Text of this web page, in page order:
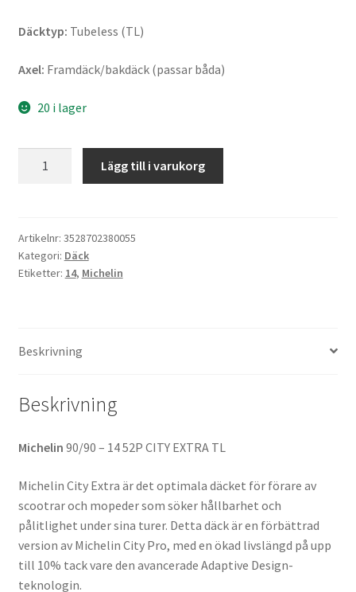
Däcktyp: Tubeless (TL)
Axel: Framdäck/bakdäck (passar båda)
20 i lager
90/90
-
14
mängd
Lägg till i varukorg
Artikelnr: 3528702380055
Kategori: Däck
Etiketter: 14, Michelin
Beskrivning
Beskrivning
Michelin 90/90 – 14 52P CITY EXTRA TL
Michelin City Extra är det optimala däcket för förare av
scootrar och mopeder som söker hållbarhet och
pålitlighet under sina turer. Detta däck är en förbättrad
version av Michelin City Pro, med en ökad livslängd på upp
till 10% tack vare den avancerade Adaptive Design-
teknologin.